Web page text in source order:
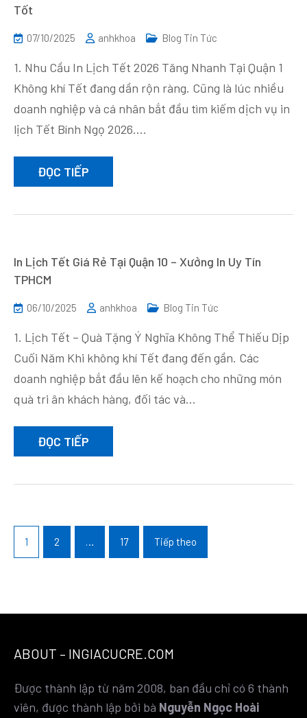
Tốt
07/10/2025 anhkhoa Blog Tin Tức
1. Nhu Cầu In Lịch Tết 2026 Tăng Nhanh Tại Quận 1
Không khí Tết đang dần rộn ràng. Cũng là lúc nhiều
doanh nghiệp và cá nhân bắt đầu tìm kiếm dịch vụ in
lịch Tết Bính Ngọ 2026.…
ĐỌC TIẾP
In Lịch Tết Giá Rẻ Tại Quận 10 – Xưởng In Uy Tín
TPHCM
06/10/2025 anhkhoa Blog Tin Tức
1. Lịch Tết – Quà Tặng Ý Nghĩa Không Thể Thiếu Dịp
Cuối Năm Khi không khí Tết đang đến gần. Các
doanh nghiệp bắt đầu lên kế hoạch cho những món
quà tri ân khách hàng, đối tác và…
ĐỌC TIẾP
trang
bài
1 2 … 17 Tiếp theo
ABOUT – INGIACUCRE.COM
Được thành lập từ năm 2008, ban đầu chỉ có 6 thành
viên, được thành lập bởi bà Nguyễn Ngọc Hoài